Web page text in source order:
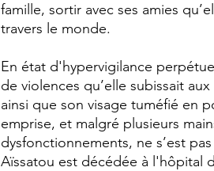
famille, sortir avec ses amies
travers le monde.
En état d'hypervigilance
de violences qu’elle subissait
ainsi que son visage tuméfié en
emprise, et malgré plusieurs
dysfonctionnements, ne s’est
Aïssatou est décédée à l'hôpital